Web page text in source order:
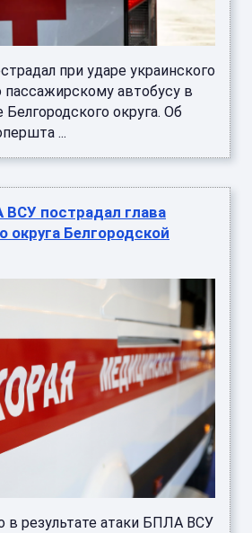
при ударе украинского
пассажирскому автобусу в
округа. Об
...
ВСУ пострадал глава
округа Белгородской
в результате атаки БПЛА ВСУ